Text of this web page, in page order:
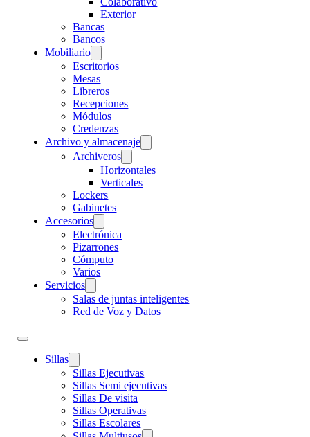
Exterior
Bancas
Bancos
Mobiliario
Escritorios
Mesas
Libreros
Recepciones
Módulos
Credenzas
Archivo y almacenaje
Archiveros
Horizontales
Verticales
Lockers
Gabinetes
Accesorios
Electrónica
Pizarrones
Cómputo
Varios
Servicios
Salas de juntas inteligentes
Red de Voz y Datos
Sillas
Sillas Ejecutivas
Sillas Semi ejecutivas
Sillas De visita
Sillas Operativas
Sillas Escolares